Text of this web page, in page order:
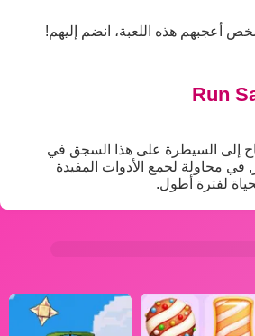
Run
إلى السيطرة على هذا السجق في
في محاولة لجمع الأدوات المفيدة
لفترة أطول.